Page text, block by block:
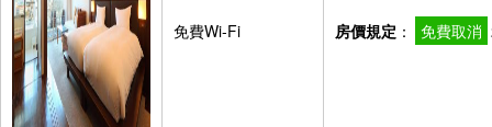
免費Wi-Fi 房價規定 ： 免費取消